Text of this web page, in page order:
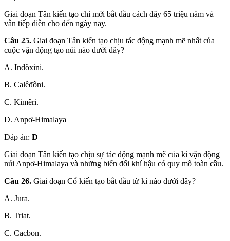
Giai đoạn Tân kiến tạo chỉ mới bắt đầu cách đây 65 triệu năm và
vẫn tiếp diễn cho đến ngày nay.
Câu 25. Giai đoạn Tân kiến tạo chịu tác động mạnh mẽ nhất của
cuộc vận động tạo núi nào dưới đây?
A. Inđôxini.
B. Calêđôni.
C. Kimêri.
D. Anpơ-Himalaya
Đáp án: D
Giai đoạn Tân kiến tạo chịu sự tác động mạnh mẽ của kì vận động
núi Anpơ-Himalaya và những biến đổi khí hậu có quy mô toàn cầu.
Câu 26. Giai đoạn Cổ kiến tạo bắt đầu từ kỉ nào dưới đây?
A. Jura.
B. Triat.
C. Cacbon.